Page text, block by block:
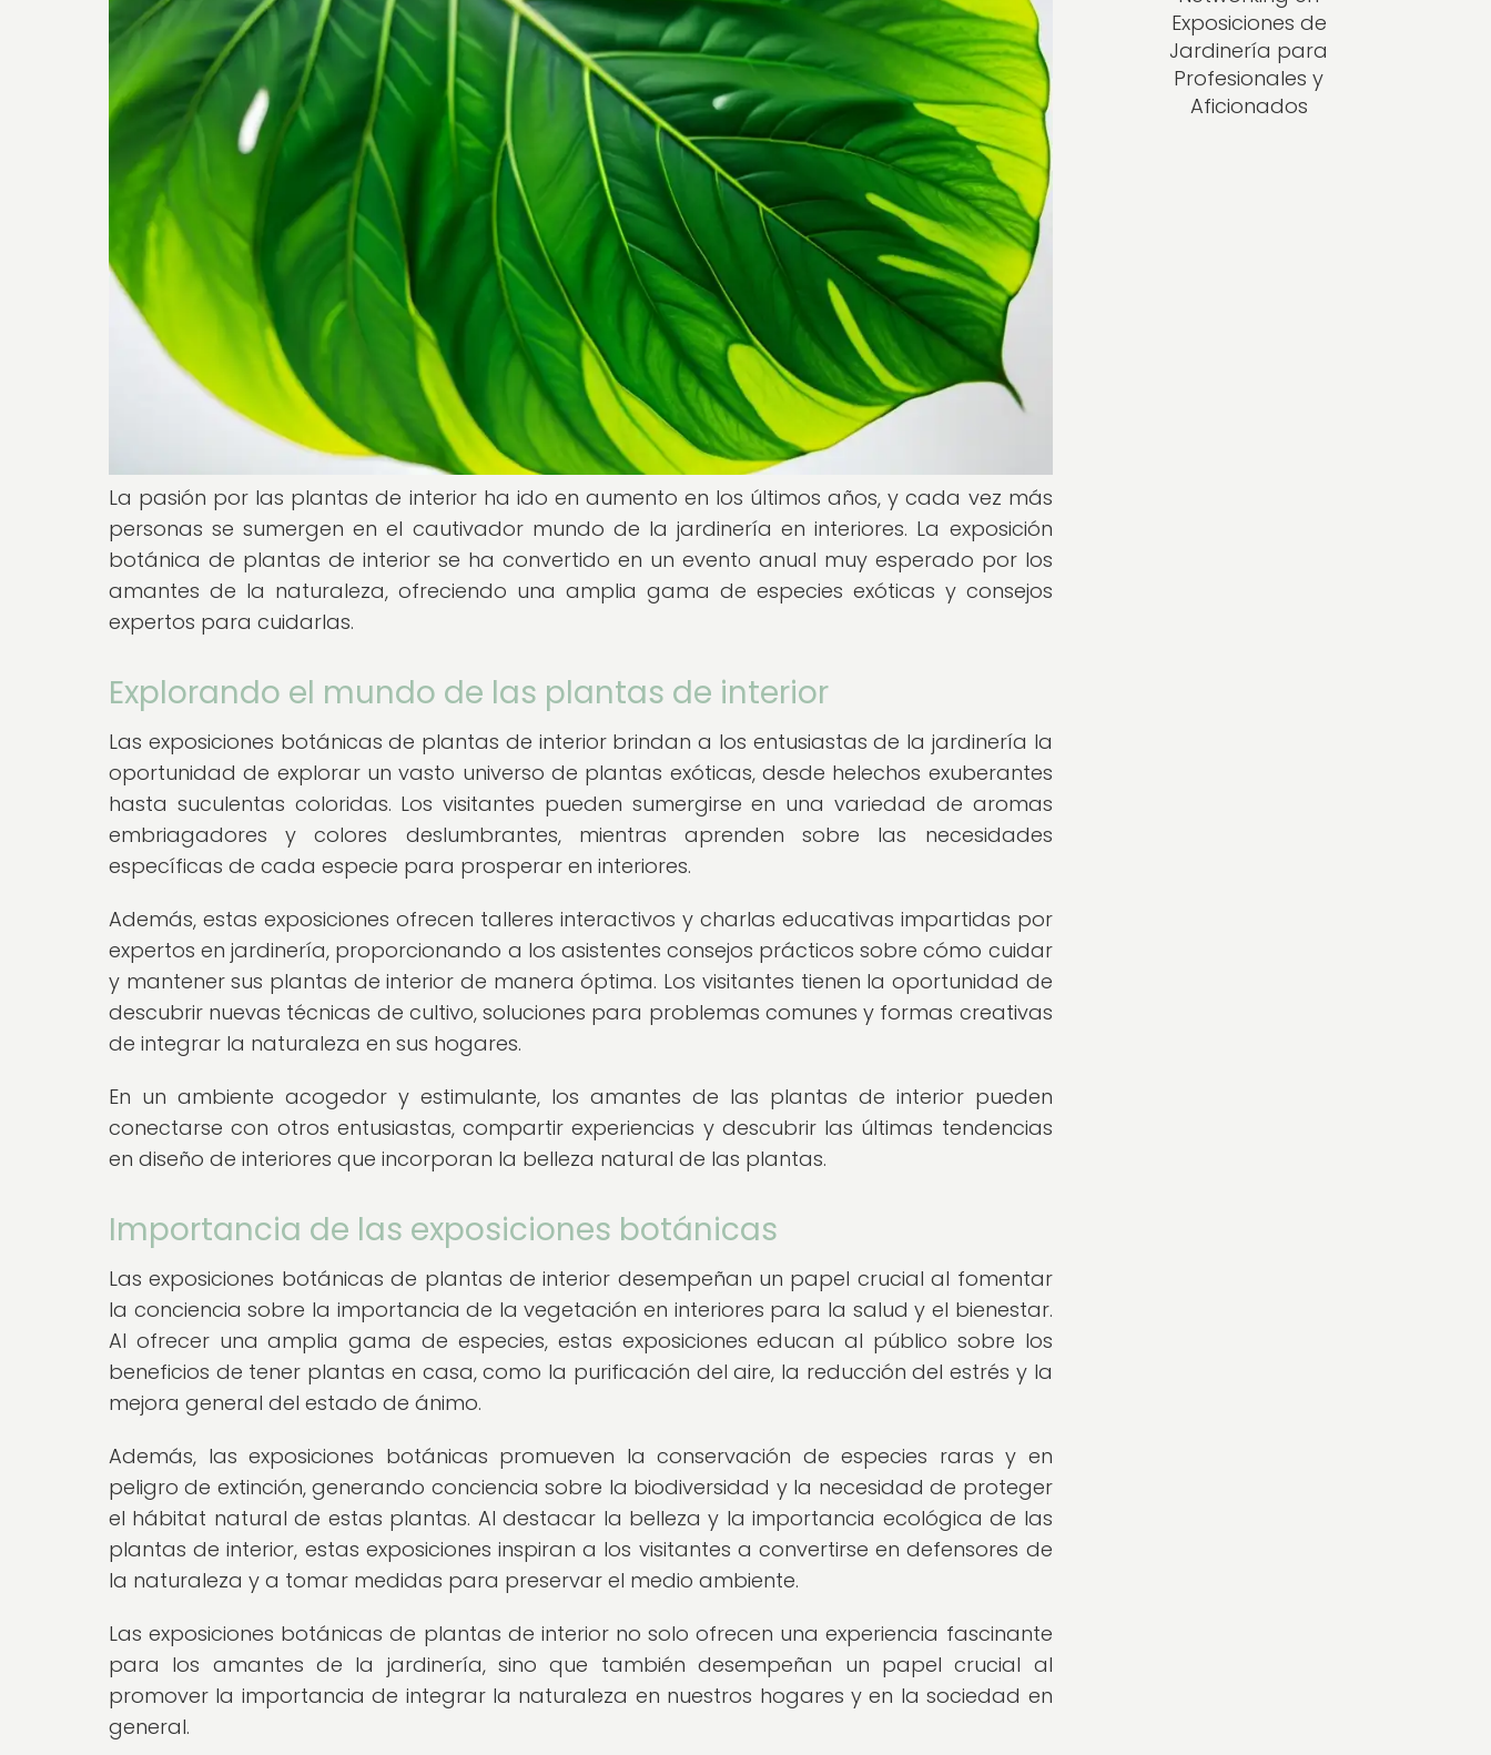
La pasión por las plantas de interior ha ido en aumento en los últimos años, y cada vez más
personas se sumergen en el cautivador mundo de la jardinería en interiores. La exposición
botánica de plantas de interior se ha convertido en un evento anual muy esperado por los
amantes de la naturaleza, ofreciendo una amplia gama de especies exóticas y consejos
expertos para cuidarlas.
Explorando el mundo de las plantas de interior
Las exposiciones botánicas de plantas de interior brindan a los entusiastas de la jardinería la
oportunidad de explorar un vasto universo de plantas exóticas, desde helechos exuberantes
hasta suculentas coloridas. Los visitantes pueden sumergirse en una variedad de aromas
embriagadores y colores deslumbrantes, mientras aprenden sobre las necesidades
específicas de cada especie para prosperar en interiores.
Además, estas exposiciones ofrecen talleres interactivos y charlas educativas impartidas por
expertos en jardinería, proporcionando a los asistentes consejos prácticos sobre cómo cuidar
y mantener sus plantas de interior de manera óptima. Los visitantes tienen la oportunidad de
descubrir nuevas técnicas de cultivo, soluciones para problemas comunes y formas creativas
de integrar la naturaleza en sus hogares.
En un ambiente acogedor y estimulante, los amantes de las plantas de interior pueden
conectarse con otros entusiastas, compartir experiencias y descubrir las últimas tendencias
en diseño de interiores que incorporan la belleza natural de las plantas.
Importancia de las exposiciones botánicas
Las exposiciones botánicas de plantas de interior desempeñan un papel crucial al fomentar
la conciencia sobre la importancia de la vegetación en interiores para la salud y el bienestar.
Al ofrecer una amplia gama de especies, estas exposiciones educan al público sobre los
beneficios de tener plantas en casa, como la purificación del aire, la reducción del estrés y la
mejora general del estado de ánimo.
Además, las exposiciones botánicas promueven la conservación de especies raras y en
peligro de extinción, generando conciencia sobre la biodiversidad y la necesidad de proteger
el hábitat natural de estas plantas. Al destacar la belleza y la importancia ecológica de las
plantas de interior, estas exposiciones inspiran a los visitantes a convertirse en defensores de
la naturaleza y a tomar medidas para preservar el medio ambiente.
Las exposiciones botánicas de plantas de interior no solo ofrecen una experiencia fascinante
para los amantes de la jardinería, sino que también desempeñan un papel crucial al
promover la importancia de integrar la naturaleza en nuestros hogares y en la sociedad en
general.
Exposiciones de
Jardinería para
Profesionales y
Aficionados